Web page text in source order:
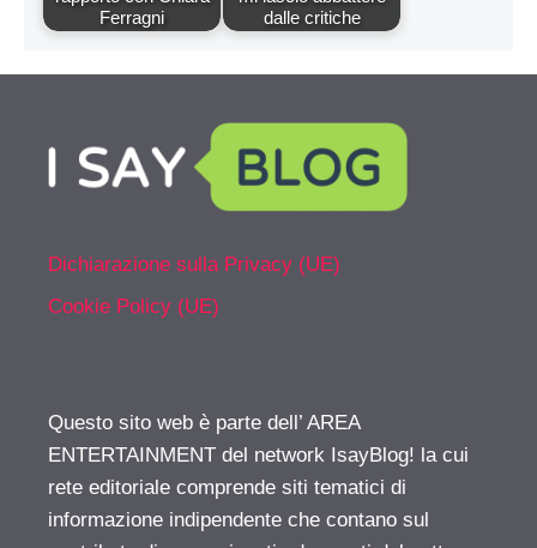
Ferragni
dalle critiche
Dichiarazione sulla Privacy (UE)
Cookie Policy (UE)
Questo sito web è parte dell’ AREA
ENTERTAINMENT del network IsayBlog! la cui
rete editoriale comprende siti tematici di
informazione indipendente che contano sul